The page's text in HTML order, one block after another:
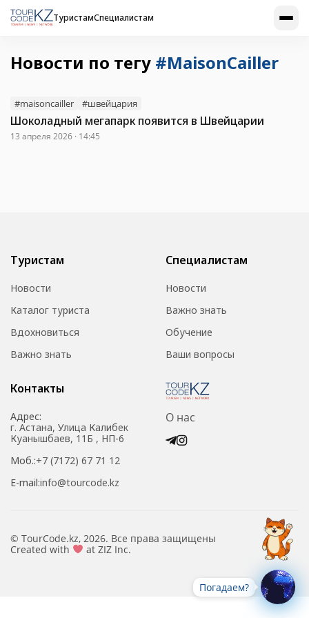
ТуристамСпециалистам
Новости по тегу #MaisonCailler
#maisoncailler #швейцария
Шоколадный мегапарк появится в Швейцарии
13 апреля 2026 · 14:45
Туристам
Новости
Каталог туриста
Вдохновиться
Важно знать
Специалистам
Новости
Важно знать
Обучение
Ваши вопросы
Контакты
Адрес:
г. Астана, Улица Калибек
Куанышбаев, 11Б , НП-6
Моб.:+7 (7172) 67 71 12
E-mail:info@tourcode.kz
О нас
© TourCode.kz, 2026. Все права защищены
Created with
at ZIZ Inc.
Погадаем?